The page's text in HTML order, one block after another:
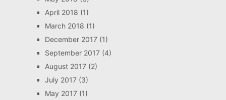
April 2018 (1)
March 2018 (1)
December 2017(1)
September 2017(4)
August 2017(2)
July 2017(3)
May 2017(1)